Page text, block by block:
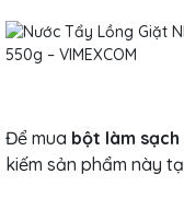
Để mua bột làm
kiếm sản phẩm này